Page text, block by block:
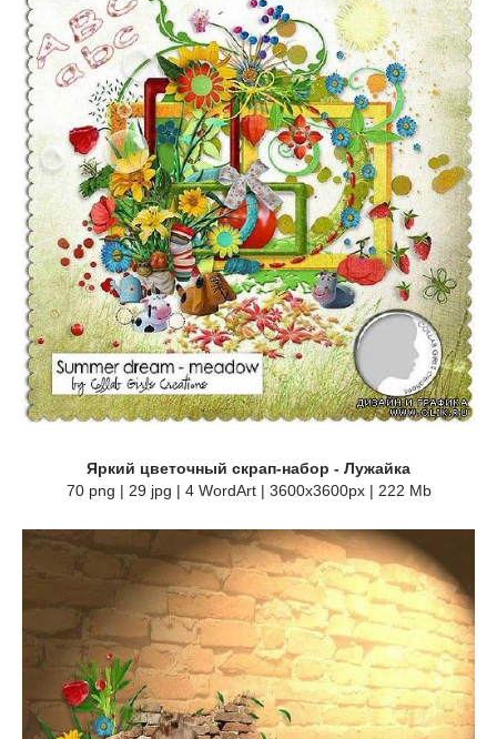
Яркий цветочный скрап-набор - Лужайка
70 png | 29 jpg | 4 WordArt | 3600x3600px | 222 Mb